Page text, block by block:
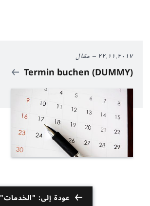
٢٢.١١.٢٠١٧ مقال
Termin buchen (DUMMY)
عودة إلى: "الخدمات"